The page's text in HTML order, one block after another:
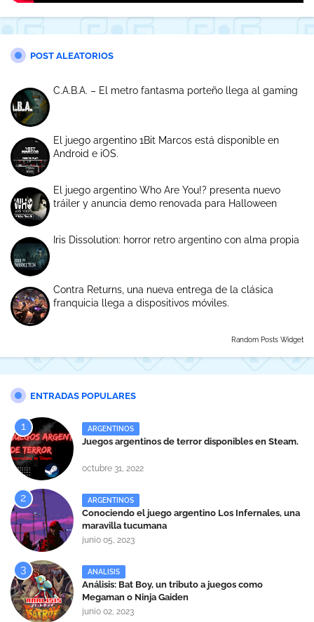
POST ALEATORIOS
C.A.B.A. – El metro fantasma porteño llega al gaming
El juego argentino 1Bit Marcos está disponible en
Android e iOS.
El juego argentino Who Are You!? presenta nuevo
tráiler y anuncia demo renovada para Halloween
Iris Dissolution: horror retro argentino con alma propia
Contra Returns, una nueva entrega de la clásica
franquicia llega a dispositivos móviles.
Random Posts Widget
ENTRADAS POPULARES
ARGENTINOS
Juegos argentinos de terror disponibles en Steam.
octubre 31, 2022
ARGENTINOS
Conociendo el juego argentino Los Infernales, una
maravilla tucumana
junio 05, 2023
ANALISIS
Análisis: Bat Boy, un tributo a juegos como
Megaman o Ninja Gaiden
junio 02, 2023